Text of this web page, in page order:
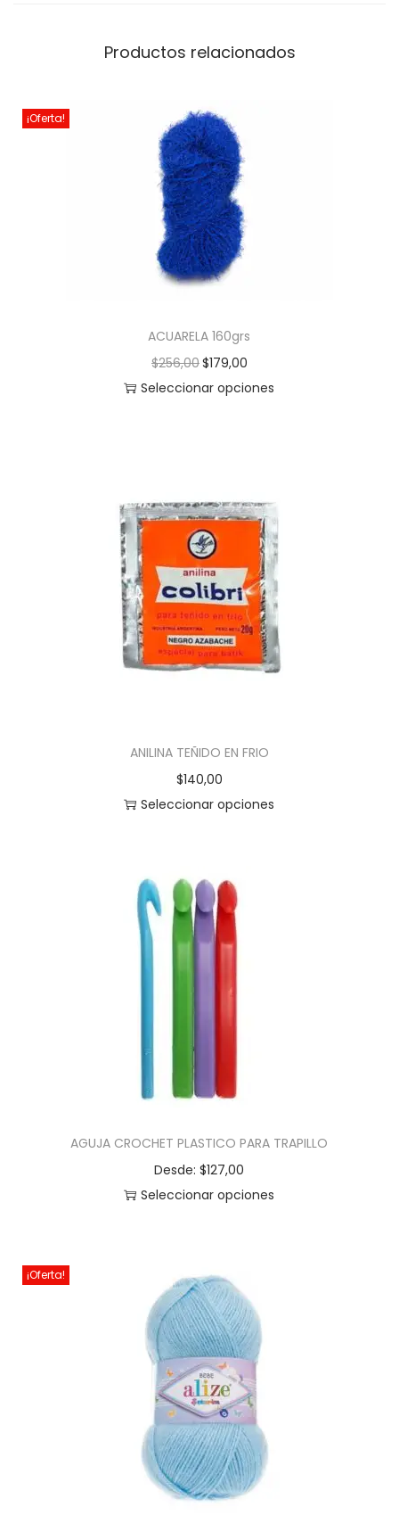
Productos relacionados
¡Oferta!
ACUARELA 160grs
$256,00$179,00
Seleccionar opciones
ANILINA TEÑIDO EN FRIO
$140,00
Seleccionar opciones
AGUJA CROCHET PLASTICO PARA TRAPILLO
Desde:$127,00
Seleccionar opciones
¡Oferta!